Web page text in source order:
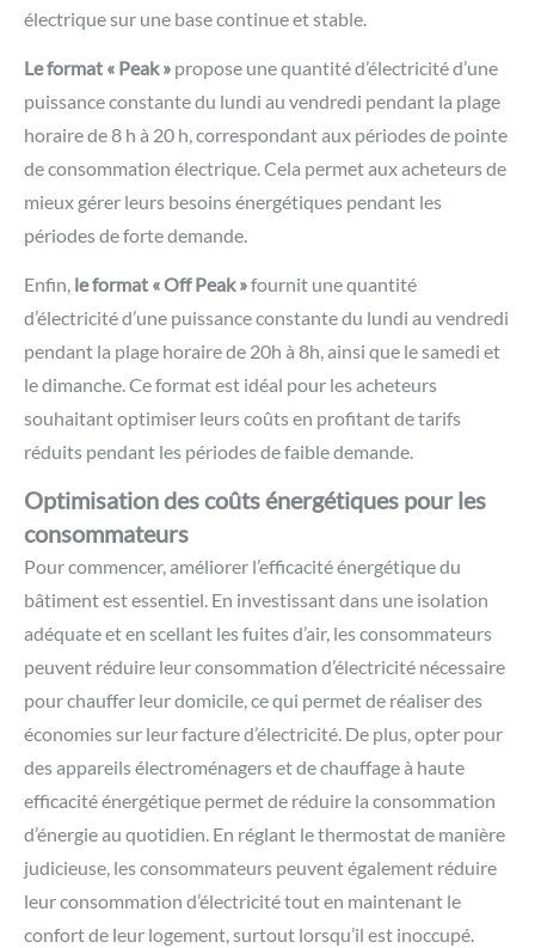
électrique sur une base continue et stable.
Le format « Peak » propose une quantité d’électricité d’une
puissance constante du lundi au vendredi pendant la plage
horaire de 8 h à 20 h, correspondant aux périodes de pointe
de consommation électrique. Cela permet aux acheteurs de
mieux gérer leurs besoins énergétiques pendant les
périodes de forte demande.
Enfin, le format « Off Peak »fournit une quantité
d’électricité d’une puissance constante du lundi au vendredi
pendant la plage horaire de 20h à 8h, ainsi que le samedi et
le dimanche. Ce format est idéal pour les acheteurs
souhaitant optimiser leurs coûts en profitant de tarifs
réduits pendant les périodes de faible demande.
Optimisation des coûts énergétiques pour les
consommateurs
Pour commencer, améliorer l’efficacité énergétique du
bâtiment est essentiel. En investissant dans une isolation
adéquate et en scellant les fuites d’air, les consommateurs
peuvent réduire leur consommation d’électricité nécessaire
pour chauffer leur domicile, ce qui permet de réaliser des
économies sur leur facture d’électricité. De plus, opter pour
des appareils électroménagers et de chauffage à haute
efficacité énergétique permet de réduire la consommation
d’énergie au quotidien. En réglant le thermostat de manière
judicieuse, les consommateurs peuvent également réduire
leur consommation d’électricité tout en maintenant le
confort de leur logement, surtout lorsqu’il est inoccupé.